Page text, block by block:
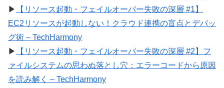
▶
【リソース起動・フェイルオーバー失敗の深層 #1】
EC2リソースが起動しない！クラウド連携の盲点とデバッ
グ術 – TechHarmony
▶
【リソース起動・フェイルオーバー失敗の深層 #2】フ
ァイルシステムの思わぬ落とし穴：エラーコードから原因
を読み解く – TechHarmony